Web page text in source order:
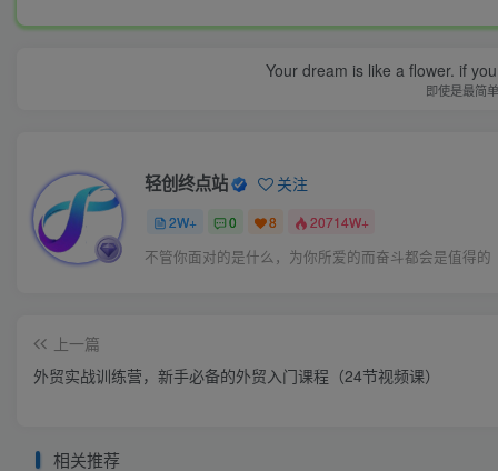
Your dream is like a flower. if
即使是最简
轻创终点站 关注
2W+ 0 8 20714W+
不管你面对的是什么，为你所爱的而奋斗都会是值得的
上一篇
外贸实战训练营，新手必备的外贸入门课程（24节视频课）
相关推荐